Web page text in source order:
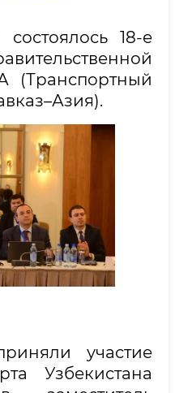
18-е
(Транспортный
участие
Узбекистана